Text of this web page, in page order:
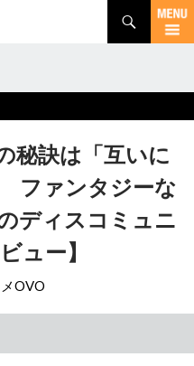
秘訣は「互いに
ファンタジーな
ディスコミュニ
ュー】
OVO